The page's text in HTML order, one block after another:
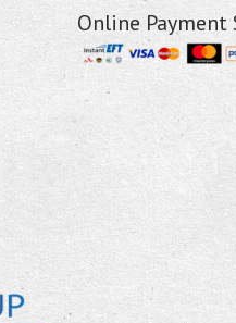
Online Payment